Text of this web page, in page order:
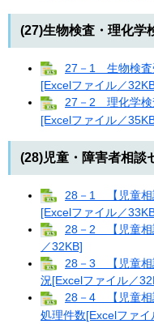
(27)生物検査・理化学
27－1 生物検査
[Excelファイル／
27－2 理化学検
[Excelファイル／
(28)児童・障害者相談
28－1 【児童相
[Excelファイル／
28－2 【児童相
／32KB]
28－3 【児童相
況[Excelファイル／
28－4 【児童相
処理件数[Excelファイ